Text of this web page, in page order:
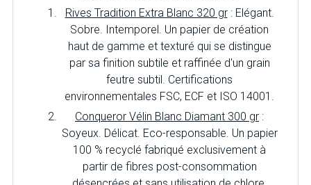
Rives Tradition Extra Blanc 320 gr: Elégant.
Sobre. Intemporel. Un papier de création
haut de gamme et texturé qui se distingue
par sa finition subtile et raffinée d'un grain
feutre subtil. Certifications
environnementales FSC, ECF et ISO 14001.
Conqueror Vélin Blanc Diamant 300 gr :
Soyeux. Délicat. Eco-responsable. Un papier
100 % recyclé fabriqué exclusivement à
partir de fibres post-consommation